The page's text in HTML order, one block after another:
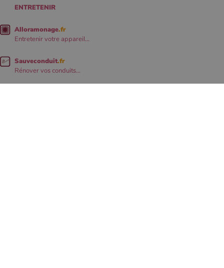
ENTRETENIR
Alloramonage.fr
Entretenir votre appareil...
Sauveconduit.fr
Rénover vos conduits...